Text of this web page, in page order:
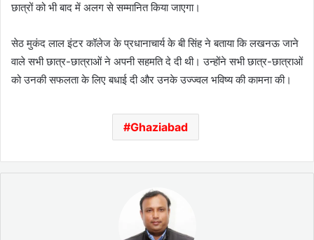
छात्रों को भी बाद में अलग से सम्मानित किया जाएगा।
सेठ मुकंद लाल इंटर कॉलेज के प्रधानाचार्य के बी सिंह ने बताया कि लखनऊ जाने
वाले सभी छात्र-छात्राओं ने अपनी सहमति दे दी थी। उन्होंने सभी छात्र-छात्राओं
को उनकी सफलता के लिए बधाई दी और उनके उज्ज्वल भविष्य की कामना की।
Ghaziabad